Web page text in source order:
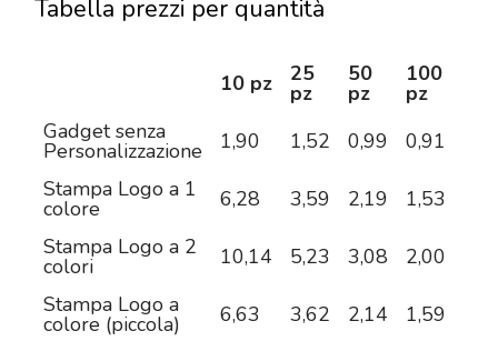
Tabella prezzi per quantità
10 pz 25
pz
50
pz
100
pz
Gadget senza
Personalizzazione 1,90 1,52 0,99 0,91
Stampa Logo a 1
colore 6,28 3,59 2,19 1,53
Stampa Logo a 2
colori 10,14 5,23 3,08 2,00
Stampa Logo a
colore (piccola) 6,63 3,62 2,14 1,59